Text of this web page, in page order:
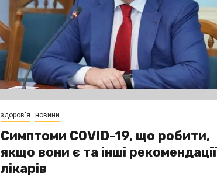
здоров'я новини
Симптоми COVID-19, що робити,
якщо вони є та інші рекомендації
лікарів